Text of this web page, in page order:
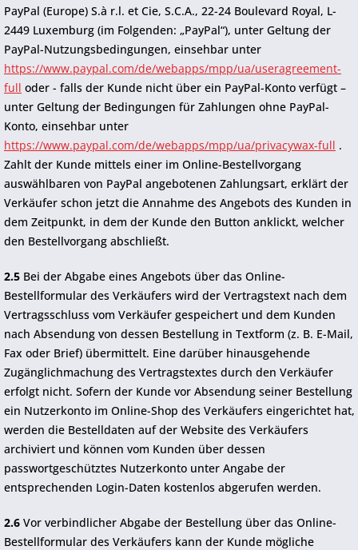
PayPal (Europe) S.à r.l. et Cie, S.C.A., 22-24 Boulevard Royal, L-
2449 Luxemburg (im Folgenden: „PayPal“), unter Geltung der
PayPal-Nutzungsbedingungen, einsehbar unter
https://www.paypal.com/de/webapps/mpp/ua/useragreement-
full oder - falls der Kunde nicht über ein PayPal-Konto verfügt –
unter Geltung der Bedingungen für Zahlungen ohne PayPal-
Konto, einsehbar unter
https://www.paypal.com/de/webapps/mpp/ua/privacywax-full .
Zahlt der Kunde mittels einer im Online-Bestellvorgang
auswählbaren von PayPal angebotenen Zahlungsart, erklärt der
Verkäufer schon jetzt die Annahme des Angebots des Kunden in
dem Zeitpunkt, in dem der Kunde den Button anklickt, welcher
den Bestellvorgang abschließt.
2.5 Bei der Abgabe eines Angebots über das Online-
Bestellformular des Verkäufers wird der Vertragstext nach dem
Vertragsschluss vom Verkäufer gespeichert und dem Kunden
nach Absendung von dessen Bestellung in Textform (z. B. E-Mail,
Fax oder Brief) übermittelt. Eine darüber hinausgehende
Zugänglichmachung des Vertragstextes durch den Verkäufer
erfolgt nicht. Sofern der Kunde vor Absendung seiner Bestellung
ein Nutzerkonto im Online-Shop des Verkäufers eingerichtet hat,
werden die Bestelldaten auf der Website des Verkäufers
archiviert und können vom Kunden über dessen
passwortgeschütztes Nutzerkonto unter Angabe der
entsprechenden Login-Daten kostenlos abgerufen werden.
2.6 Vor verbindlicher Abgabe der Bestellung über das Online-
Bestellformular des Verkäufers kann der Kunde mögliche